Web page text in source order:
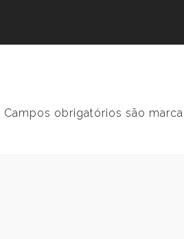
Campos obrigatórios são